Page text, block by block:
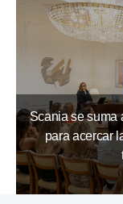
Scania se suma
para acercar